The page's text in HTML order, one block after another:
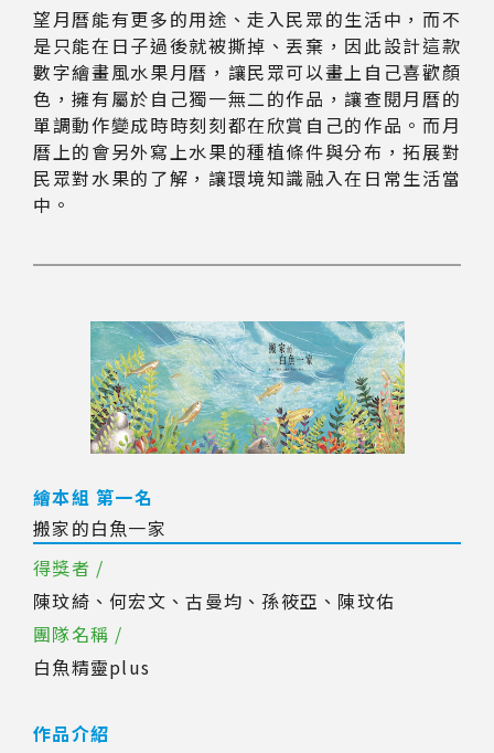
望月曆能有更多的用途、走入民眾的生活中，而不
是只能在日子過後就被撕掉、丟棄，因此設計這款
數字繪畫風水果月曆，讓民眾可以畫上自己喜歡顏
色，擁有屬於自己獨一無二的作品，讓查閱月曆的
單調動作變成時時刻刻都在欣賞自己的作品。而月
曆上的會另外寫上水果的種植條件與分布，拓展對
民眾對水果的了解，讓環境知識融入在日常生活當
中。
繪本組 第一名
搬家的白魚一家
得獎者 /
陳玟綺、何宏文、古曼均、孫筱亞、陳玟佑
團隊名稱 /
白魚精靈plus
作品介紹